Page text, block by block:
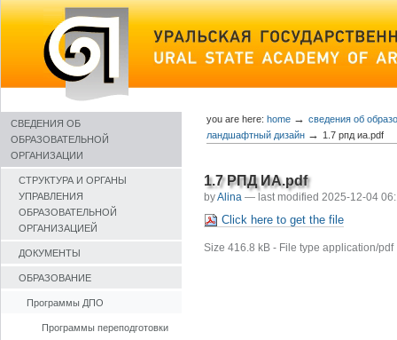
Skip
to
СВЕДЕНИЯ ОБ
ОБРАЗОВАТЕЛЬНОЙ
ОРГАНИЗАЦИИ
СТРУКТУРА И ОРГАНЫ
УПРАВЛЕНИЯ
ОБРАЗОВАТЕЛЬНОЙ
ОРГАНИЗАЦИЕЙ
ДОКУМЕНТЫ
ОБРАЗОВАНИЕ
Программы ДПО
Программы переподготовки
you are here: home → сведения об
ландшафтный дизайн → 1.7 рпд иа.pdf
1.7 РПД ИА.pdf
byAlina — last modified2025-12-04
Click here to get the file
Size416.8 kB - File typeapplication/pdf